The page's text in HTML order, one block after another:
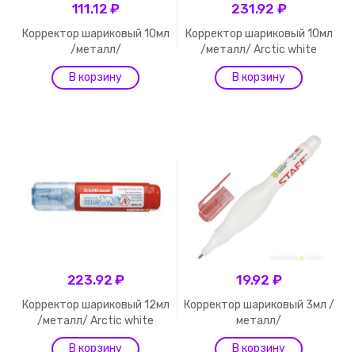
111.12 ₽
Корректор шариковый 10мл
/металл/
231.92 ₽
Корректор шариковый 10мл
/металл/ Arctic white
223.92 ₽
Корректор шариковый 12мл
/металл/ Arctic white
19.92 ₽
Корректор шариковый 3мл /
металл/